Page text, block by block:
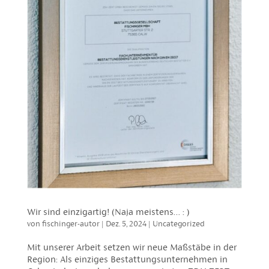
Wir sind einzigartig! (Naja meistens… : )
von fischinger-autor| Dez. 5, 2024| Uncategorized
Mit unserer Arbeit setzen wir neue Maßstäbe in der
Region: Als einziges Bestat­tungs­un­ter­nehmen in